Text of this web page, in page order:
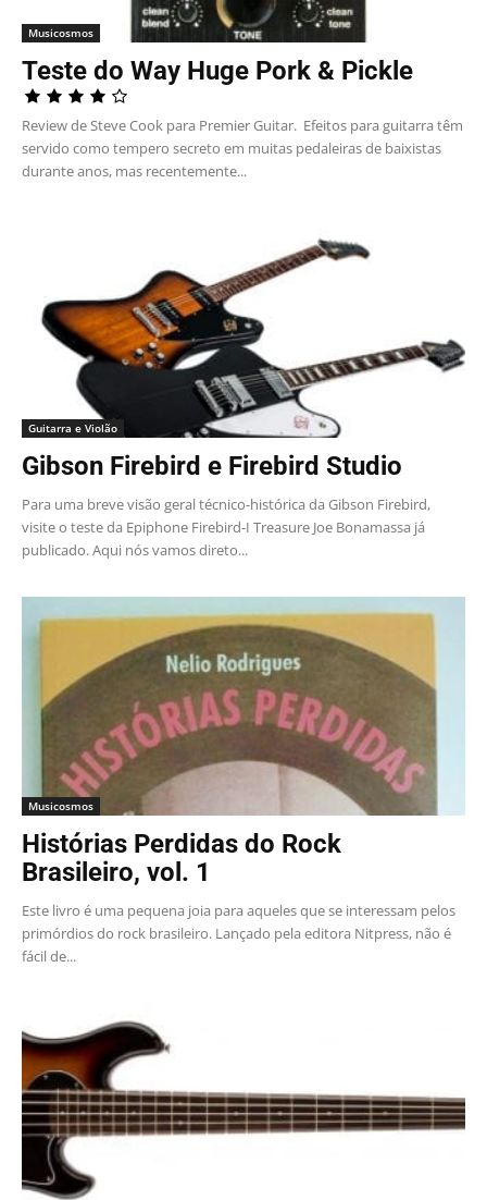
Musicosmos
Teste do Way Huge Pork & Pickle
Review de Steve Cook para Premier Guitar. Efeitos para guitarra têm
servido como tempero secreto em muitas pedaleiras de baixistas
durante anos, mas recentemente...
Guitarra e Violão
Gibson Firebird e Firebird Studio
Para uma breve visão geral técnico-histórica da Gibson Firebird,
visite o teste da Epiphone Firebird-I Treasure Joe Bonamassa já
publicado. Aqui nós vamos direto...
Musicosmos
Histórias Perdidas do Rock
Brasileiro, vol. 1
Este livro é uma pequena joia para aqueles que se interessam pelos
primórdios do rock brasileiro. Lançado pela editora Nitpress, não é
fácil de...